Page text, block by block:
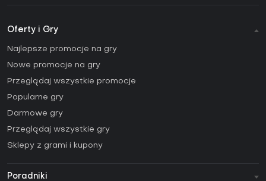
Oferty i Gry
Najlepsze promocje na gry
Nowe promocje na gry
Przeglądaj wszystkie promocje
Popularne gry
Darmowe gry
Przeglądaj wszystkie gry
Sklepy z grami i kupony
Poradniki